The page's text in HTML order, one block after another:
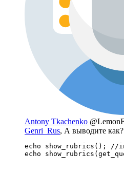
Antony Tkachenko
Genri_Rus, А выводите как?
echo show_rubrics(); //
echo